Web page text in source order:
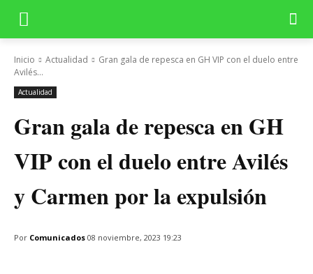
Inicio Actualidad
Gran gala de repesca en GH VIP con el duelo entre
Avilés...
Actualidad
Gran gala de repesca en GH
VIP con el duelo entre Avilés
y Carmen por la expulsión
Por Comunicados 08 noviembre, 2023 19:23